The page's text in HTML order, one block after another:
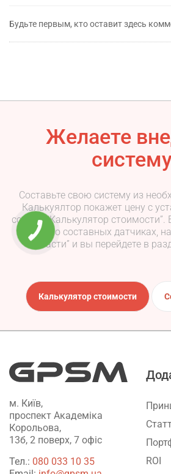
Будьте первым, кто оставит здесь
Желаете
Составьте свою систему из
Калькуялтор покажет цену с
ссылку “Калькулятор стоимости”.
больше о составных датчиках,
части” и вы перейдете в
Калькулятор стоимости
м. Київ,
проспект Академіка
Корольова,
13б, 2 поверх, 7 офіс
Тел.: ‎080 033 10 35
ROI